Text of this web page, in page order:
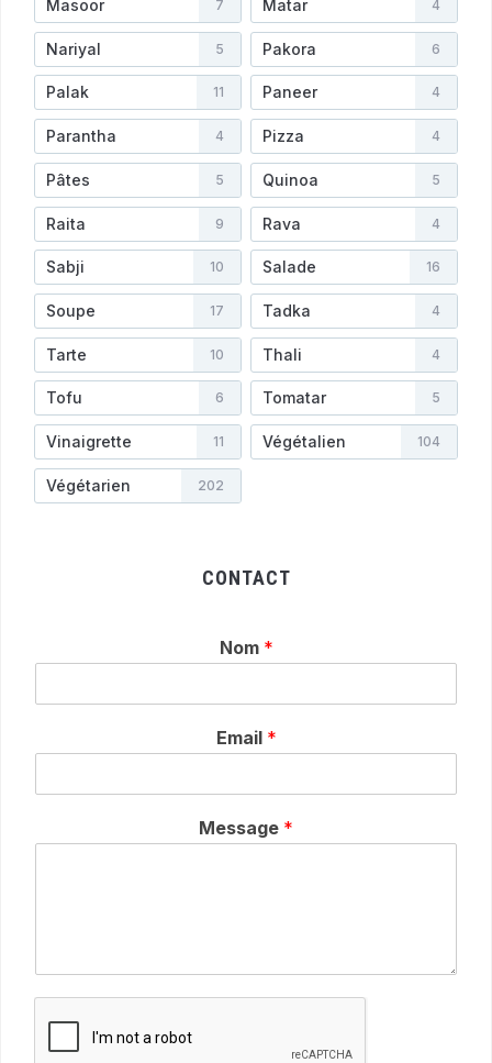
Masoor 7 Matar 4
Nariyal 5 Pakora 6
Palak 11 Paneer 4
Parantha 4 Pizza 4
Pâtes 5 Quinoa 5
Raita 9 Rava 4
Sabji 10 Salade 16
Soupe 17 Tadka 4
Tarte 10 Thali 4
Tofu 6 Tomatar 5
Vinaigrette 11 Végétalien 104
Végétarien 202
CONTACT
Nom *
Email *
Message *